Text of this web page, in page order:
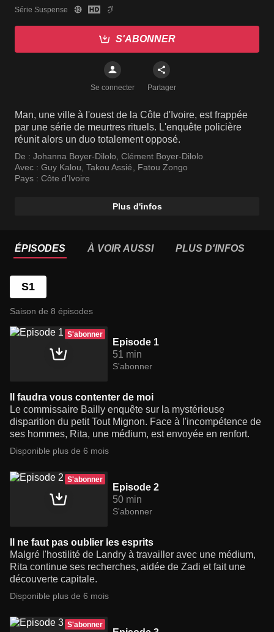
Série Suspense
S'ABONNER
Se connecter Partager
Man, une ville à l'ouest de la Côte d'Ivoire, est frappée
par une série de meurtres rituels. L'enquête policière
réunit alors un duo totalement opposé.
De : Johanna Boyer-Dilolo, Clément Boyer-Dilolo
Avec : Guy Kalou, Takou Assié, Fatou Zongo
Pays : Côte d’Ivoire
Plus d'infos
ÉPISODES À VOIR AUSSI PLUS D'INFOS
S1
Saison de 8 épisodes
S'abonner
Episode 1
51 min
S'abonner
Il faudra vous contenter de moi
Le commissaire Bailly enquête sur la mystérieuse
disparition du petit Tout Mignon. Face à l'incompétence de
ses hommes, Rita, une médium, est envoyée en renfort.
Disponible plus de 6 mois
S'abonner
Episode 2
50 min
S'abonner
Il ne faut pas oublier les esprits
Malgré l'hostilité de Landry à travailler avec une médium,
Rita continue ses recherches, aidée de Zadi et fait une
découverte capitale.
Disponible plus de 6 mois
S'abonner